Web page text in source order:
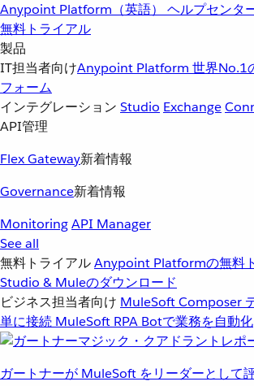
Anypoint Platform（英語） ヘルプセンタ
無料トライアル
製品
IT担当者向けAnypoint Platform 世界No.1
フォーム
インテグレーション Studio Exchange
API管理
Flex Gateway新着情報
Governance新着情報
MonitoringAPI Manager
See all
無料トライアルAnypoint Platformの無料
Studio & Muleのダウンロード
ビジネス担当者向け MuleSoft Composer
単に接続 MuleSoft RPA Botで業務を自動化
ガートナーが MuleSoft をリーダーとして